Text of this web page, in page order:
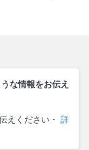
な情報をお伝え
えください・ 詳